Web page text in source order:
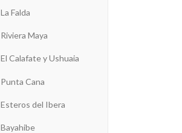
La Falda
Riviera Maya
El Calafate y Ushuaia
Punta Cana
Esteros del Ibera
Bayahibe